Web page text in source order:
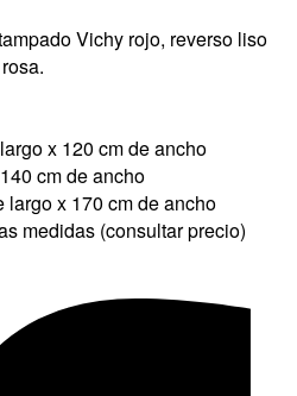
Vichy rojo, reverso liso
x 120 cm de ancho
cm de ancho
largo x 170 cm de ancho
medidas (consultar precio)